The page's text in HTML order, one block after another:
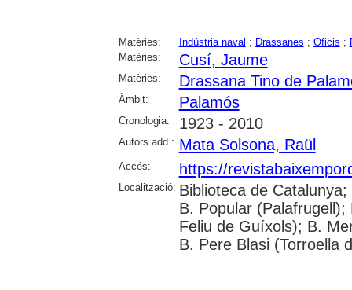
Matèries: Indústria naval ; Drassanes ; Oficis ;
Matèries:
Cusí, Jaume
Matèries: Drassana Tino de
Àmbit: Palamós
Cronologia: 1923 - 2010
Autors add.: Mata Solsona, Raül
Accés: https://
Localització: Biblioteca de
B. Popular
Feliu de Guíxols); B.
B. Pere Blasi (Torroella